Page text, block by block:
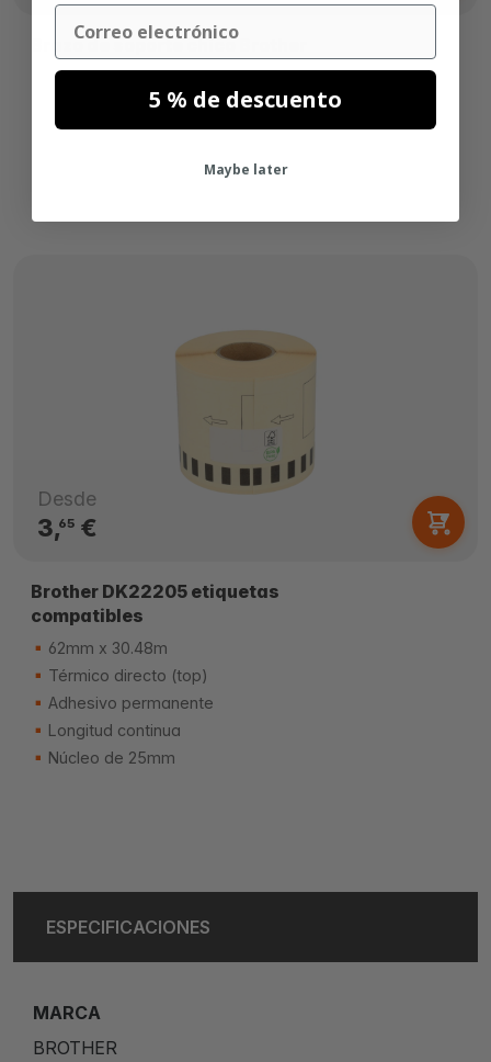
Brazo de soporte chico Brother
Desde
3,65€
Brother DK22205 etiquetas
compatibles
62mm x 30.48m
Térmico directo (top)
Adhesivo permanente
Longitud continua
Núcleo de 25mm
ESPECIFICACIONES
MARCA
BROTHER
Email
5 % de descuento
Maybe later